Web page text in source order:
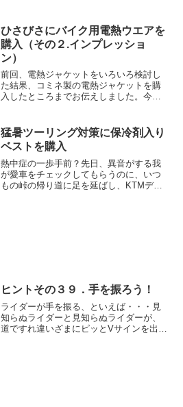
ひさびさにバイク用電熱ウエアを
購入（その２.インプレッショ
ン）
前回、電熱ジャケットをいろいろ検討し
た結果、コミネ製の電熱ジャケットを購
入したところまでお伝えしました。今回
トしたいと思います。結論からいうと、
いやあ、買ってよかったです。
猛暑ツーリング対策に保冷剤入り
ベストを購入
熱中症の一歩手前？先日、異音がする我
が愛車をチェックしてもらうのに、いつ
もの峠の帰り道に足を延ばし、KTMディ
ヒントその３９．手を振ろう！
ライダーが手を振る、といえば・・・見
知らぬライダーと見知らぬライダーが、
道ですれ違いざまにピッとVサインを出し